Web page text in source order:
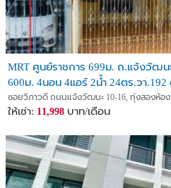
โทร ศูนย์เก้าหกศูนย์หนึ่งหกหนึ่งหนึ่งห
TEL. Zero Nine Six Zero One Six
___________________________
เรียนลูกค้าที่เคารพ ทางเราขอนำเส
จังหวัด อำเภอ ตำบล
https://
MRT ศูนย์ราชการ 699ม. ถ.แจ้งวัฒ
600ม. 4นอน 4แอร์ 2น้ำ 24ตร.วา.192
ซอยวิภาวดี ถนนแจ้งวัฒนะ 10-16, ทุ่งสองห้อ
ให้เช่า: 11,998 บาท/เดือน